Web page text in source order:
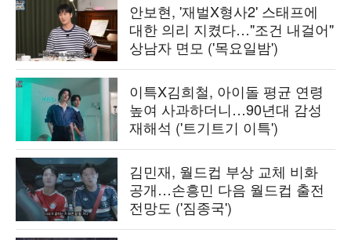
안보현, '재벌X형사2' 스태프에
대한 의리 지켰다…"조건 내걸어"
상남자 면모 ('목요일밤')
이특X김희철, 아이돌 평균 연령
높여 사과하더니…90년대 감성
재해석 ('트기트기 이특')
김민재, 월드컵 부상 교체 비화
공개…손흥민 다음 월드컵 출전
전망도 ('짐종국')